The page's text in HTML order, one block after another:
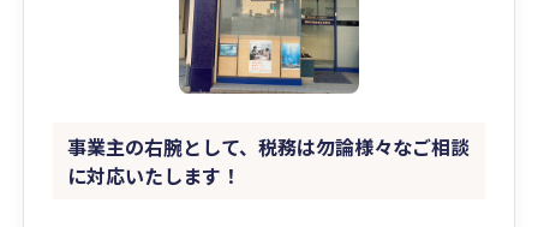
事業主の右腕として、税務は勿論様々なご相談
に対応いたします！